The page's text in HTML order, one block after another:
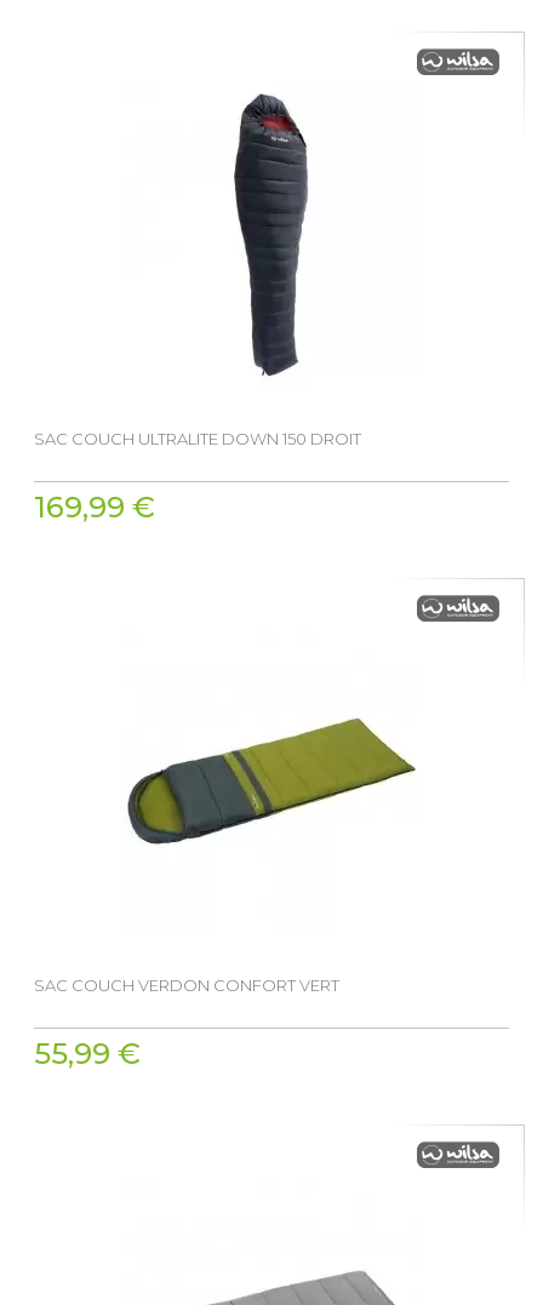
SAC COUCH ULTRALITE DOWN 150 DROIT
169,99 €
SAC COUCH VERDON CONFORT VERT
55,99 €